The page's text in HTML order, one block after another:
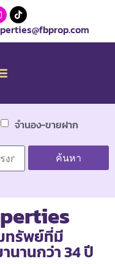
จำนอง-ขายฝาก
ทรัพย์ที่มี
นานกว่า 34 ปี